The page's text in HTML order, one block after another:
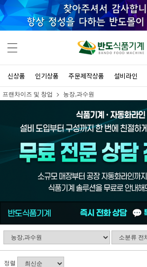
신상품 인기상품 주문제작상품 설비라인
프랜차이즈 및 창업 농장,과수원
정렬